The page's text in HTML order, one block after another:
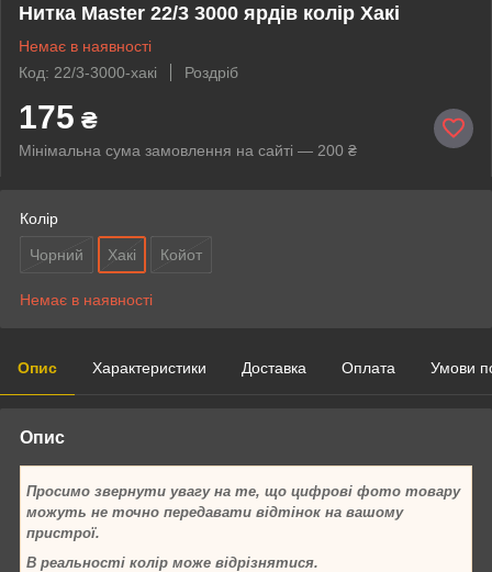
Нитка Master 22/3 3000 ярдів колір Хакі
Немає в наявності
Код: 22/3-3000-хакі
Роздріб
175 ₴
Мінімальна сума замовлення на сайті — 200 ₴
Колір
Чорний Хакі Койот
Немає в наявності
Опис Характеристики Доставка Оплата Умови
Опис
Просимо звернути увагу на те, що цифрові фото товару
можуть не точно передавати відтінок на вашому
пристрої.
В реальності колір може відрізнятися.